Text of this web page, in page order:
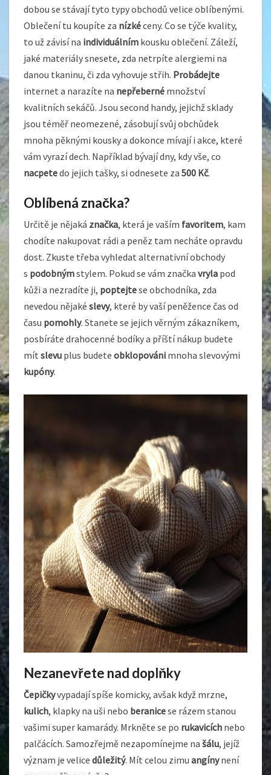
dobou se stávají tyto typy obchodů velice oblíbenými.
Oblečení tu koupíte za nízkéceny. Co se týče kvality,
to už závisí na individuálním kousku oblečení. Záleží,
jaké materiály snesete, zda netrpíte alergiemi na
danou tkaninu, či zda vyhovuje střih. Probádejte
internet a narazíte na nepřeberné množství
kvalitních sekáčů. Jsou second handy, jejichž sklady
jsou téměř neomezené, zásobují svůj obchůdek
mnoha pěknými kousky a dokonce mívají i akce, které
vám vyrazí dech. Například bývají dny, kdy vše, co
nacpetedo jejich tašky, si odnesete za 500 Kč.
Oblíbená značka?
Určitě je nějaká značka, která je vaším favoritem, kam
chodíte nakupovat rádi a peněz tam necháte opravdu
dost. Zkuste třeba vyhledat alternativní obchody
s podobnýmstylem. Pokud se vám značka vryla pod
kůži a nezradíte ji, poptejtese obchodníka, zda
nevedou nějaké slevy, které by vaší peněžence čas od
času pomohly. Stanete se jejich věrným zákazníkem,
posbíráte drahocenné bodíky a příští nákup budete
mít slevu plus budete obklopováni mnoha slevovými
kupóny.
Nezanevřete nad doplňky
Čepičkyvypadají spíše komicky, avšak když mrzne,
kulich, klapky na uši nebo beranicese rázem stanou
vašimi super kamarády. Mrkněte se po rukavicích nebo
palčácích. Samozřejmě nezapomínejme na šálu, jejíž
význam je velice důležitý. Mít celou zimu angínynení